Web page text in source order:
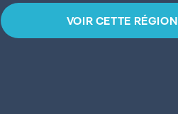
VOIR CETTE RÉGION